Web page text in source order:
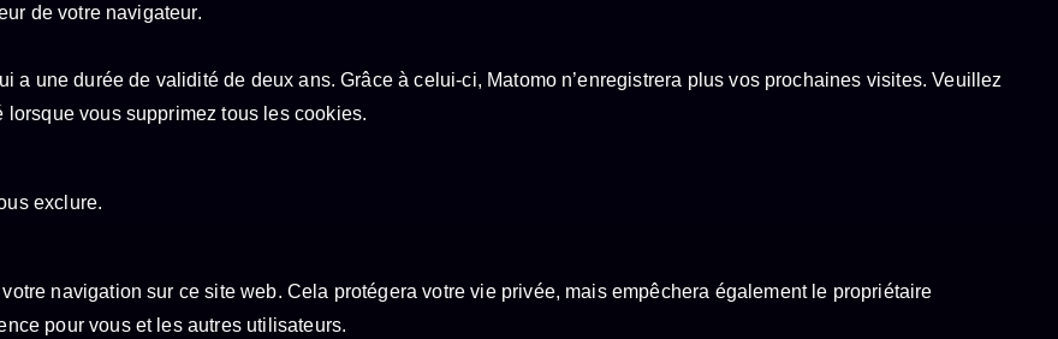
de votre navigateur.
a une durée de validité de deux ans. Grâce à celui-ci, Matomo n’enregistrera plus vos prochaines visites. Veuillez
vous supprimez tous les cookies.
exclure.
navigation sur ce site web. Cela protégera votre vie privée, mais empêchera également le propriétaire
pour vous et les autres utilisateurs.